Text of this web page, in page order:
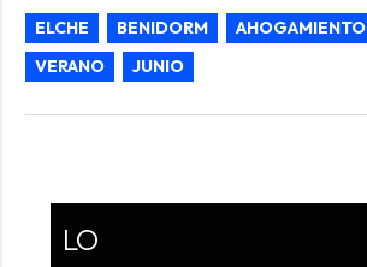
ELCHE BENIDORM AHOGAMIENTO
VERANO
JUNIO
LO